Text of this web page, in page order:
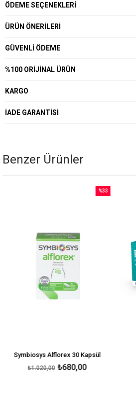
ÖDEME SEÇENEKLERI
ÜRÜN ÖNERILERI
GÜVENLI ÖDEME
%100 ORIJINAL ÜRÜN
KARGO
İADE GARANTISI
Benzer Ürünler
Symbiosys Alflorex 30 Kapsül
₺680,00
₺1.020,00
%33